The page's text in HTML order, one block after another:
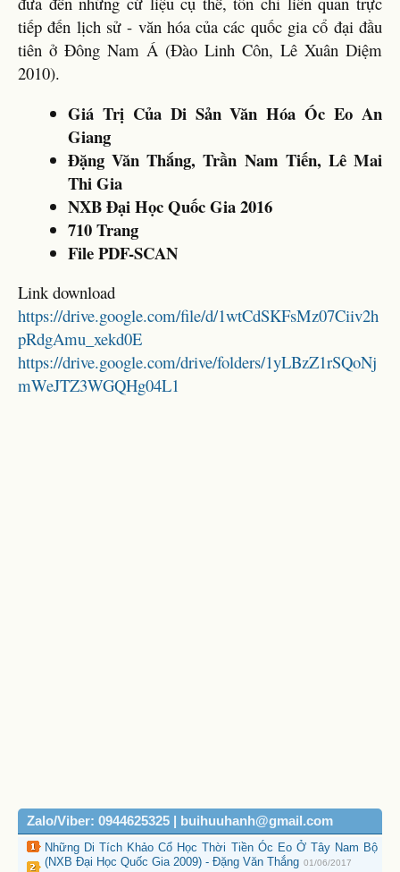
tiếp đến lịch sử - văn hóa của các quốc gia cổ đại đầu
tiên ở Đông Nam Á (Đào Linh Côn, Lê Xuân Diệm
2010).
Giá Trị Của Di Sản Văn Hóa Óc Eo An
Giang
Đặng Văn Thắng, Trần Nam Tiến, Lê Mai
Thi Gia
NXB Đại Học Quốc Gia 2016
710 Trang
File PDF-SCAN
Link download
https://drive.google.com/file/d/1wtCdSKFsMz07Ciiv2h
pRdgAmu_xekd0E
https://drive.google.com/drive/folders/1yLBzZ1rSQoNj
mWeJTZ3WGQHg04L1
Zalo/Viber: 0944625325 | buihuuhanh@gmail.com
Những Di Tích Khảo Cổ Học Thời Tiền Óc Eo Ở Tây Nam Bộ
(NXB Đại Học Quốc Gia 2009) - Đặng Văn Thắng 01/06/2017